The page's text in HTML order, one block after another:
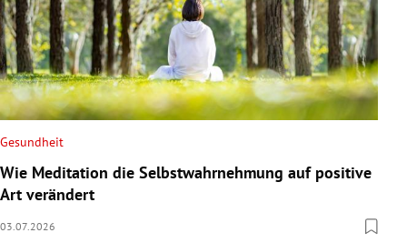
Gesundheit
Wie Meditation die Selbstwahrnehmung auf positive
Art verändert
03.07.2026